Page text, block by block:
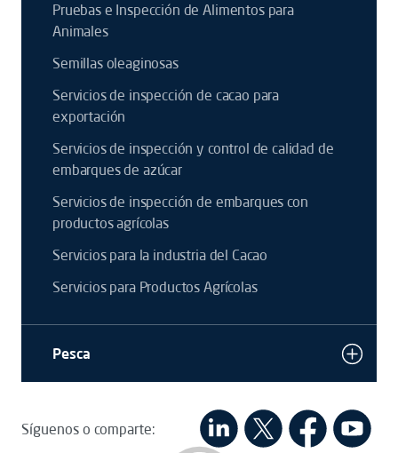
Pruebas e Inspección de Alimentos para
Animales
Semillas oleaginosas
Servicios de inspección de cacao para
exportación
Servicios de inspección y control de calidad de
embarques de azúcar
Servicios de inspección de embarques con
productos agrícolas
Servicios para la industria del Cacao
Servicios para Productos Agrícolas
Pesca
Síguenos o comparte: